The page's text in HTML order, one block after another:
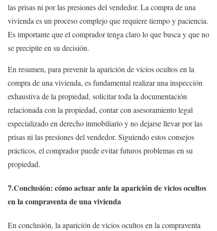
las prisas ni por las presiones del vendedor. La compra de una
vivienda es un proceso complejo que requiere tiempo y paciencia.
Es importante que el comprador tenga claro lo que busca y que no
se precipite en su decisión.
En resumen, para prevenir la aparición de vicios ocultos en la
compra de una vivienda, es fundamental realizar una inspección
exhaustiva de la propiedad, solicitar toda la documentación
relacionada con la propiedad, contar con asesoramiento legal
especializado en derecho inmobiliario y no dejarse llevar por las
prisas ni las presiones del vendedor. Siguiendo estos consejos
prácticos, el comprador puede evitar futuros problemas en su
propiedad.
7.Conclusión: cómo actuar ante la aparición de vicios ocultos
en la compraventa de una vivienda
En conclusión, la aparición de vicios ocultos en la compraventa